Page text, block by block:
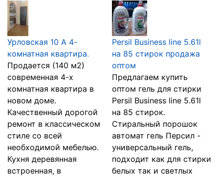
Урловская 10 А 4-
комнатная квартира.
Продается (140 м2)
современная 4-х
комнатная квартира в
новом доме.
Качественный дорогой
ремонт в классическом
стиле со всей
необходимой мебелью.
Кухня деревянная
встроенная, в
Persil Business line 5.61l
на 85 стирок продажа
оптом
Предлагаем купить
оптом гель для стирки
Persil Business line 5.61l
на 85 стирок.
Стиральный порошок
автомат гель Персил -
универсальный гель,
подходит как для стирки
белых так и светлых